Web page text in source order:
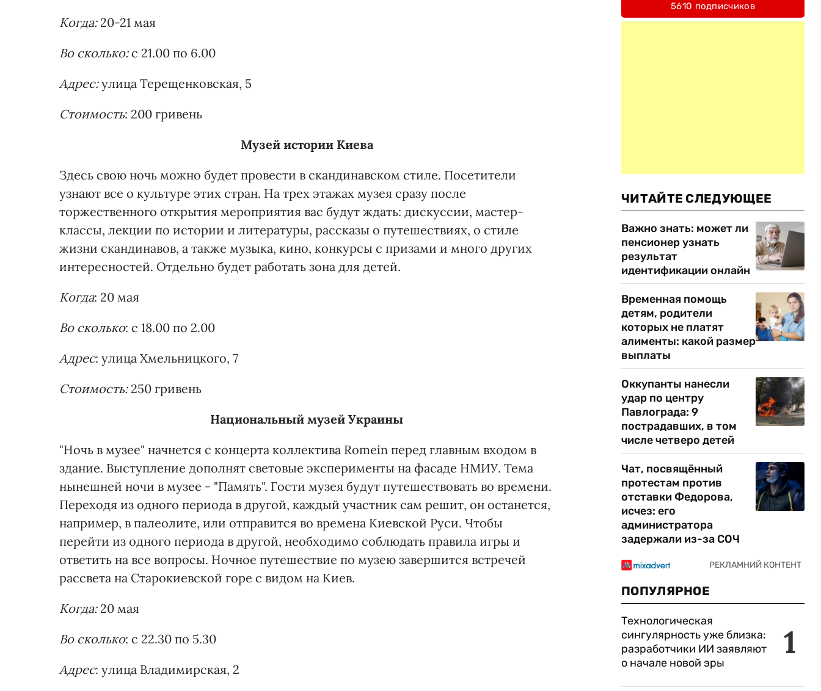
Когда:20-21 мая
Во сколько:с 21.00 по 6.00
Адрес:улица Терещенковская, 5
Стоимость: 200 гривень
Музей истории Киева
Здесь свою ночь можно будет провести в скандинавском стиле. Посетители
узнают все о культуре этих стран. На трех этажах музея сразу после
торжественного открытия мероприятия вас будут ждать: дискуссии, мастер-
классы, лекции по истории и литературы, рассказы о путешествиях, о стиле
жизни скандинавов, а также музыка, кино, конкурсы с призами и много других
интересностей. Отдельно будет работать зона для детей.
Когда: 20 мая
Во сколько: с 18.00 по 2.00
Адрес: улица Хмельницкого, 7
Стоимость:250 гривень
Национальный музей Украины
"Ночь в музее" начнется с концерта коллектива Romein перед главным входом в
здание. Выступление дополнят световые эксперименты на фасаде НМИУ. Тема
нынешней ночи в музее - "Память". Гости музея будут путешествовать во времени.
Переходя из одного периода в другой, каждый участник сам решит, он останется,
например, в палеолите, или отправится во времена Киевской Руси. Чтобы
перейти из одного периода в другой, необходимо соблюдать правила игры и
ответить на все вопросы. Ночное путешествие по музею завершится встречей
рассвета на Старокиевской горе с видом на Киев.
Когда:20 мая
Во сколько: с 22.30 по 5.30
Адрес: улица Владимирская, 2
5610 подписчиков
ЧИТАЙТЕ СЛЕДУЮЩЕЕ
Важно знать: может ли
пенсионер узнать
результат
идентификации онлайн
Временная помощь
детям, родители
которых не платят
алименты: какой размер
выплаты
Оккупанты нанесли
удар по центру
Павлограда: 9
пострадавших, в том
числе четверо детей
Чат, посвящённый
протестам против
отставки Федорова,
исчез: его
администратора
задержали из-за СОЧ
ПОПУЛЯРНОЕ
1
Технологическая
сингулярность уже близка:
разработчики ИИ заявляют
о начале новой эры